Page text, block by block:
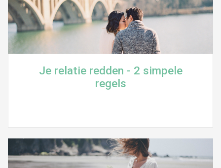
Je relatie redden - 2 simpele
regels